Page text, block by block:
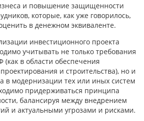
и повышение защищенности
которые, как уже говорилось,
в денежном эквиваленте.
инвестиционного проекта
учитывать не только требования
(как в области обеспечения
и строительства), но и
в модернизации тех или иных систем
придерживаться принципа
балансируя между внедрением
и актуальными угрозами и рисками.